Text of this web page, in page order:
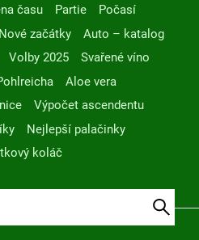
času Partie
Počasí
začátky
Auto – katalog
Volby 2025
Svařené víno
Aloe vera
Výpočet ascendentu
Nejlepší palačinky
koláč